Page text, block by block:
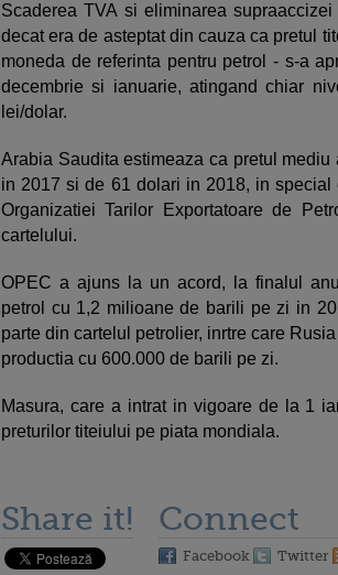
Scaderea TVA si eliminarea
decat era de asteptat din cauza ca pretul
moneda de referinta pentru petrol - s-a
decembrie si ianuarie, atingand chiar
lei/dolar.
Arabia Saudita estimeaza ca pretul
in 2017 si de 61 dolari in 2018, in
Organizatiei Tarilor Exportatoare de
cartelului.
OPEC a ajuns la un acord, la finalul
petrol cu 1,2 milioane de barili pe zi in
parte din cartelul petrolier, inrtre care
productia cu 600.000 de barili pe zi.
Masura, care a intrat in vigoare de la 1
preturilor titeiului pe piata mondiala.
Share it! Connect
Facebook Twitter